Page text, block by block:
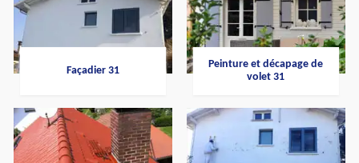
Façadier 31
Peinture et décapage de
volet 31